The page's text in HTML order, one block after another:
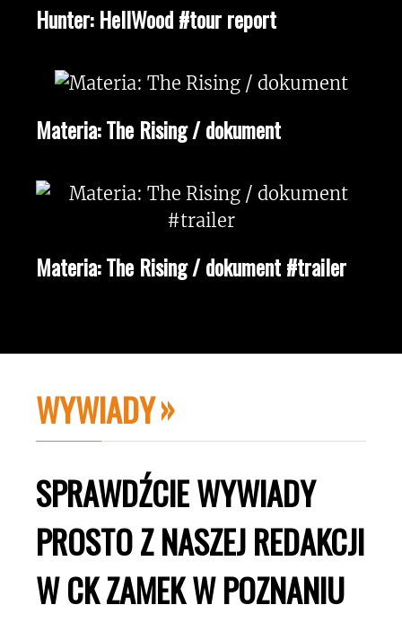
Hunter: HellWood #tour report
Materia: The Rising / dokument
Materia: The Rising / dokument #trailer
WYWIADY
SPRAWDŹCIE WYWIADY
PROSTO Z NASZEJ REDAKCJI
W CK ZAMEK W POZNANIU